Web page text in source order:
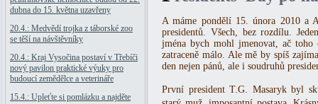
dubna do 15. května uzavřeny
20.4.: Medvědí trojka z táborské zoo
se těší na návštěvníky
20.4.: Kraj Vysočina postaví v Třebíči
nový pavilon praktické výuky pro
budoucí zemědělce a veterináře
15.4.: Upleťte si pomlázku a najděte
A máme pondělí 15. února 2010 a
presidentů. Všech, bez rozdílu.
jména bych mohl jmenovat, ač
zatraceně málo. Ale mě by spíš
den nejen pánů, ale i soudruhů
První president T.G. Masaryk byl